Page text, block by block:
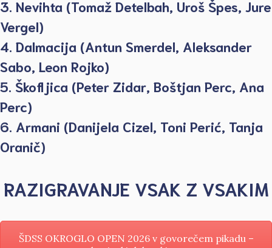
3. Nevihta (Tomaž Detelbah, Uroš Špes, Jure
Vergel)
4. Dalmacija (Antun Smerdel, Aleksander
Sabo, Leon Rojko)
5. Škofljica (Peter Zidar, Boštjan Perc, Ana
Perc)
6. Armani (Danijela Cizel, Toni Perić, Tanja
Oranič)
RAZIGRAVANJE VSAK Z VSAKIM
ŠDSS OKROGLO OPEN 2026 v govorečem pikadu –